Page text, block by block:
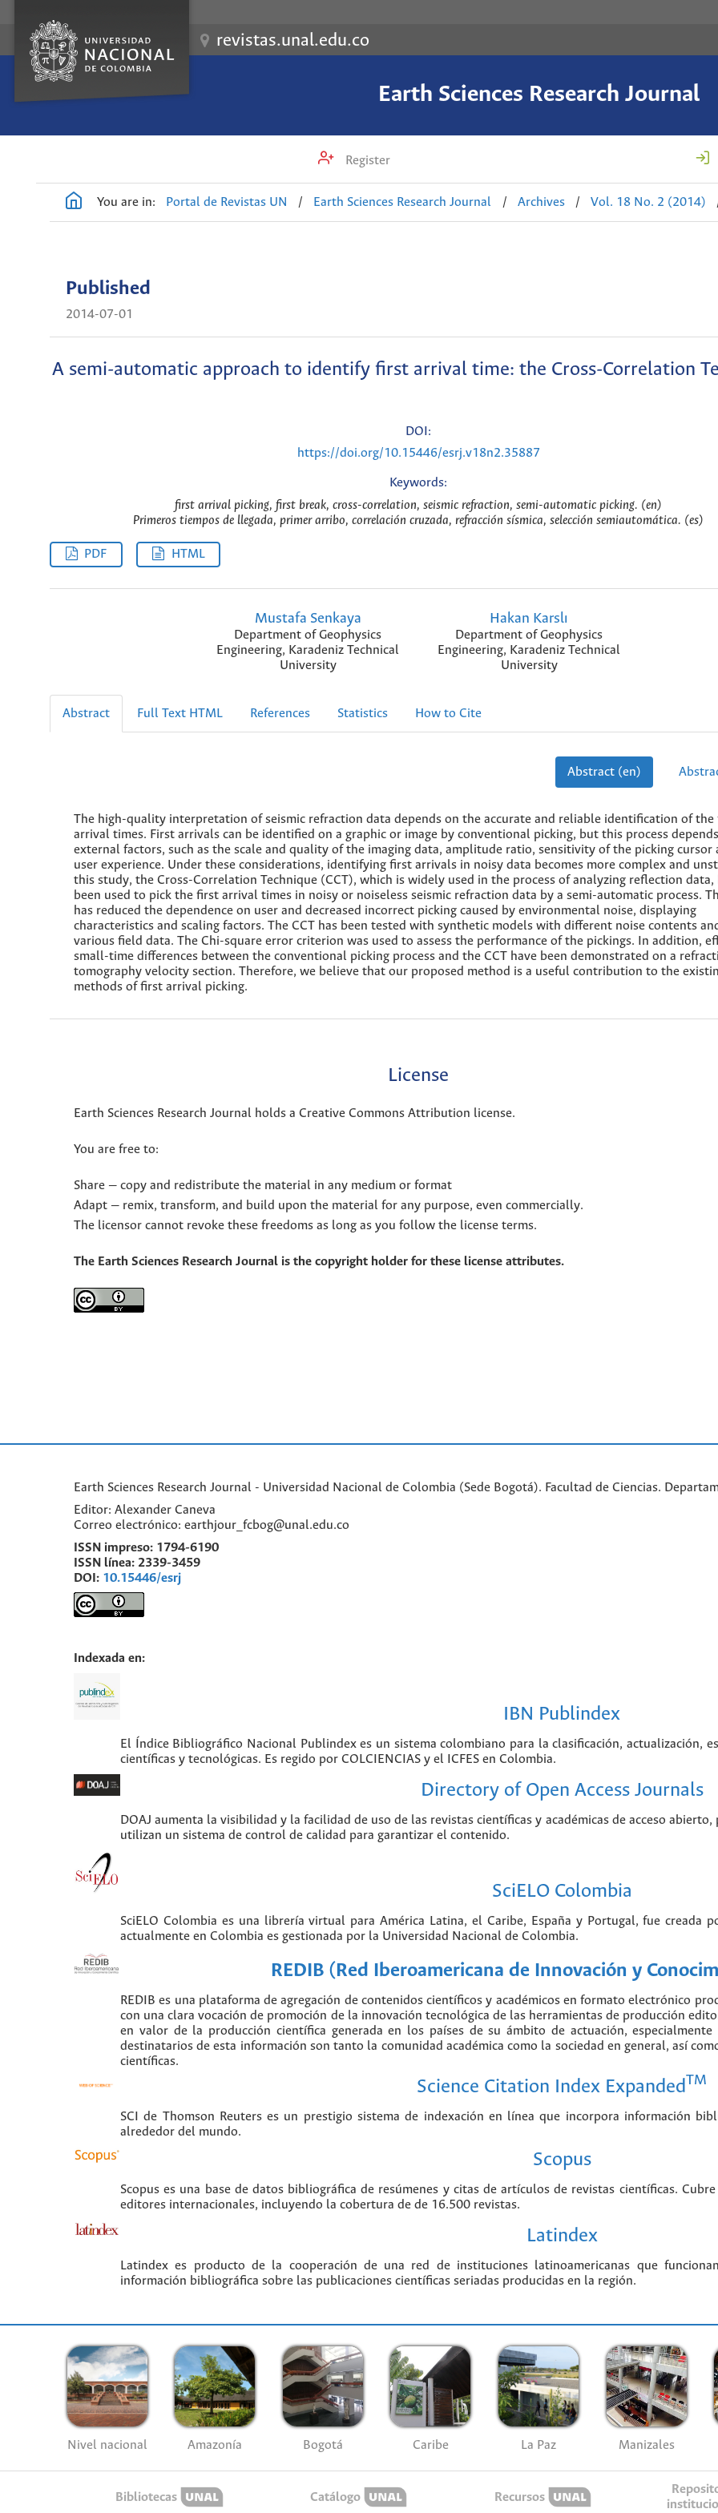
revistas.unal.edu.co
Earth Sciences Research Journal
Register
You are in: Portal de Revistas UN / Earth Sciences Research Journal / Archives / Vol. 18 No. 2 (2014)
Published
2014-07-01
A semi-automatic approach to identify first arrival time: the Cross-Correlation
DOI:
https://doi.org/10.15446/esrj.v18n2.35887
Keywords:
first arrival picking, first break, cross-correlation, seismic refraction, semi-automatic picking. (en)
Primeros tiempos de llegada, primer arribo, correlación cruzada, refracción sísmica, selección semiautomática. (es)
PDF HTML
Mustafa Senkaya
Department of Geophysics
Engineering, Karadeniz Technical
University
Hakan Karslı
Department of Geophysics
Engineering, Karadeniz Technical
University
Abstract Full Text HTML References Statistics How to Cite
Abstract (en)
The high-quality interpretation of seismic refraction data depends on the accurate and reliable identification of the
arrival times. First arrivals can be identified on a graphic or image by conventional picking, but this process
external factors, such as the scale and quality of the imaging data, amplitude ratio, sensitivity of the picking cursor
user experience. Under these considerations, identifying first arrivals in noisy data becomes more complex and
this study, the Cross-Correlation Technique (CCT), which is widely used in the process of analyzing reflection data,
been used to pick the first arrival times in noisy or noiseless seismic refraction data by a semi-automatic process.
has reduced the dependence on user and decreased incorrect picking caused by environmental noise, displaying
characteristics and scaling factors. The CCT has been tested with synthetic models with different noise contents
various field data. The Chi-square error criterion was used to assess the performance of the pickings. In addition,
small-time differences between the conventional picking process and the CCT have been demonstrated on a
tomography velocity section. Therefore, we believe that our proposed method is a useful contribution to the
methods of first arrival picking.
License
Earth Sciences Research Journal holds a Creative Commons Attribution license.
You are free to:
Share — copy and redistribute the material in any medium or format
Adapt — remix, transform, and build upon the material for any purpose, even commercially.
The licensor cannot revoke these freedoms as long as you follow the license terms.
The Earth Sciences Research Journal is the copyright holder for these license attributes.
Earth Sciences Research Journal - Universidad Nacional de Colombia (Sede Bogotá). Facultad de Ciencias.
Editor: Alexander Caneva
Correo electrónico: earthjour_fcbog@unal.edu.co
ISSN impreso: 1794-6190
ISSN línea: 2339-3459
DOI: 10.15446/esrj
Indexada en:
IBN Publindex
El Índice Bibliográfico Nacional Publindex es un sistema colombiano para la clasificación, actualización,
científicas y tecnológicas. Es regido por COLCIENCIAS y el ICFES en Colombia.
Directory of Open Access Journals
DOAJ aumenta la visibilidad y la facilidad de uso de las revistas científicas y académicas de acceso
utilizan un sistema de control de calidad para garantizar el contenido.
SciELO Colombia
SciELO Colombia es una librería virtual para América Latina, el Caribe, España y Portugal, fue creada
actualmente en Colombia es gestionada por la Universidad Nacional de Colombia.
REDIB (Red Iberoamericana de Innovación y
REDIB es una plataforma de agregación de contenidos científicos y académicos en formato electrónico
con una clara vocación de promoción de la innovación tecnológica de las herramientas de producción
en valor de la producción científica generada en los países de su ámbito de actuación,
destinatarios de esta información son tanto la comunidad académica como la sociedad en general, así
científicas.
Science Citation Index ExpandedTM
SCI de Thomson Reuters es un prestigio sistema de indexación en línea que incorpora información
alrededor del mundo.
Scopus
Scopus es una base de datos bibliográfica de resúmenes y citas de artículos de revistas científicas.
editores internacionales, incluyendo la cobertura de de 16.500 revistas.
Latindex
Latindex es producto de la cooperación de una red de instituciones latinoamericanas que
información bibliográfica sobre las publicaciones científicas seriadas producidas en la región.
Nivel nacional Amazonía Bogotá Caribe La Paz Manizales
Bibliotecas Catálogo Recursos